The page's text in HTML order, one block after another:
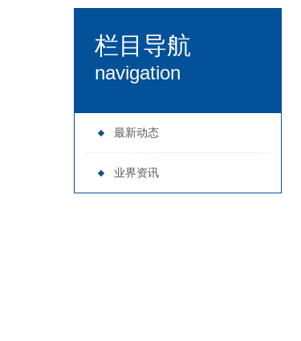
栏目导航
navigation
最新动态
业界资讯